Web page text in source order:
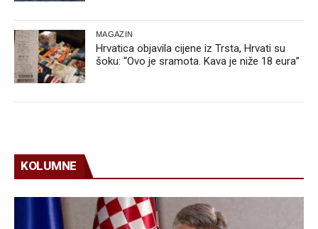
MAGAZIN
Hrvatica objavila cijene iz Trsta, Hrvati su
šoku: “Ovo je sramota. Kava je niže 18 eura”
KOLUMNE